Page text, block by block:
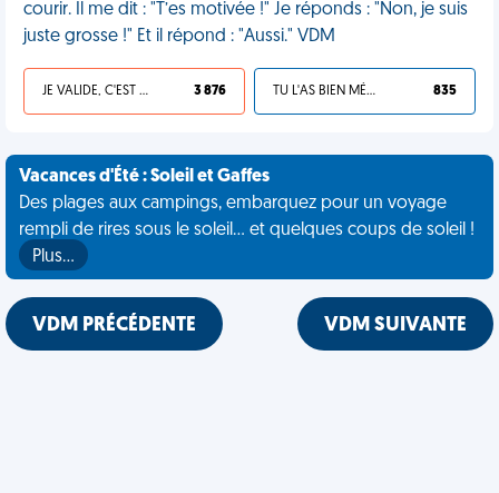
courir. Il me dit : "T’es motivée !" Je réponds : "Non, je suis
juste grosse !" Et il répond : "Aussi." VDM
JE VALIDE, C'EST UNE VDM 3 876 TU L'AS BIEN MÉRITÉ 835
Vacances d'Été : Soleil et Gaffes
Des plages aux campings, embarquez pour un voyage
rempli de rires sous le soleil... et quelques coups de soleil !
Plus…
VDM PRÉCÉDENTE VDM SUIVANTE